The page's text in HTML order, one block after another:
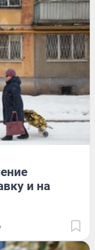
и на